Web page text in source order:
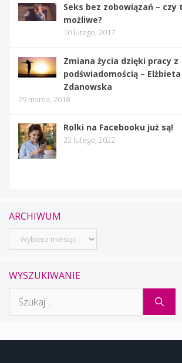
Seks bez zobowiązań – czy
możliwe?
10 lutego, 2017
Zmiana życia dzięki pracy z
podświadomością –
Zdanowska
29 marca, 2018
Rolki na Facebooku już są!
23 lutego, 2022
ARCHIWUM
Archiwum
WYSZUKIWANIE